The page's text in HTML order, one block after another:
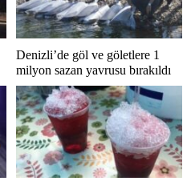
Denizli’de göl ve göletlere 1
milyon sazan yavrusu bırakıldı